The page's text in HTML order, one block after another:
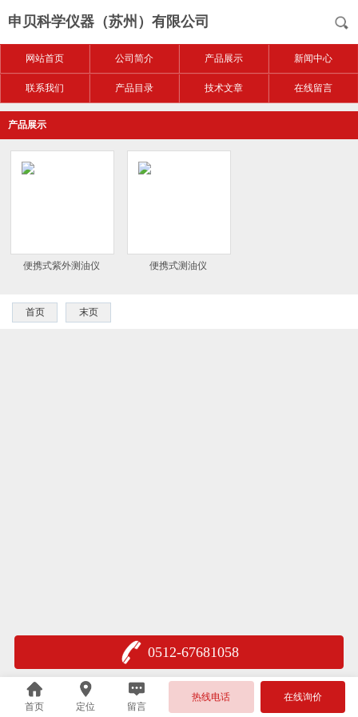
申贝科学仪器（苏州）有限公司
网站首页 公司简介 产品展示 新闻中心
联系我们 产品目录 技术文章 在线留言
产品展示
便携式紫外测油仪 便携式测油仪
首页 末页
0512-67681058
首页 定位 留言
热线电话 在线询价